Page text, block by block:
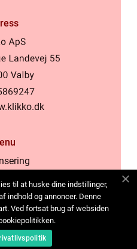
oss
til at huske dine indstillinger,
indhold og annoncer. Denne
Ved fortsat brug af websiden